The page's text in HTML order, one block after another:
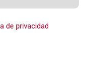
de privacidad